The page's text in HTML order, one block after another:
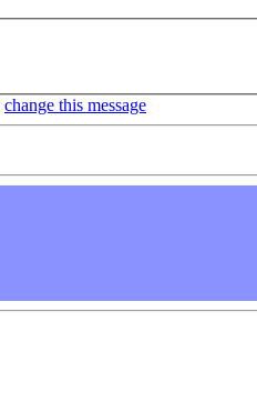
change this message